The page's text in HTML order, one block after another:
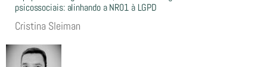
psicossociais: alinhando a NR01 à LGPD
Cristina Sleiman